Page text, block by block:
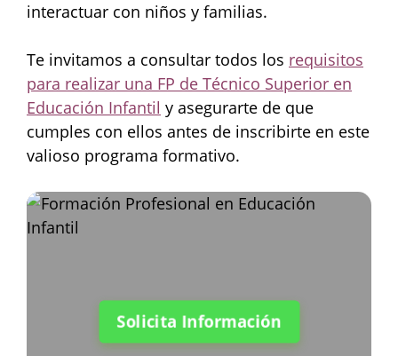
interactuar con niños y familias.
Te invitamos a consultar todos los requisitos
para realizar una FP de Técnico Superior en
Educación Infantil y asegurarte de que
cumples con ellos antes de inscribirte en este
valioso programa formativo.
Solicita Información